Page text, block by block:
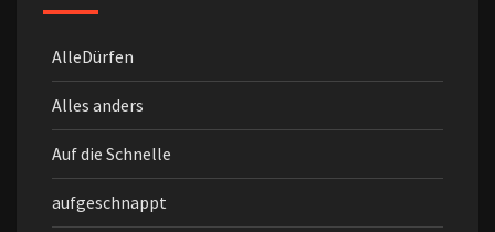
AlleDürfen
Alles anders
Auf die Schnelle
aufgeschnappt